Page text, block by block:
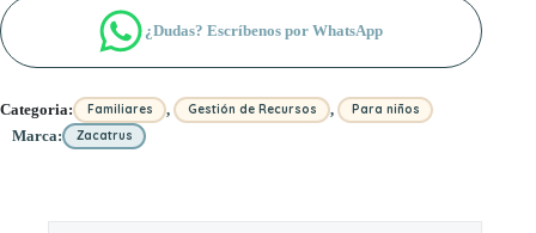
¿Dudas? Escríbenos por WhatsApp
Categoria: Familiares , Gestión de Recursos , Para niños
Marca: Zacatrus